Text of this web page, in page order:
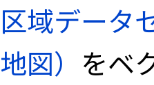
域データ
図） をベ